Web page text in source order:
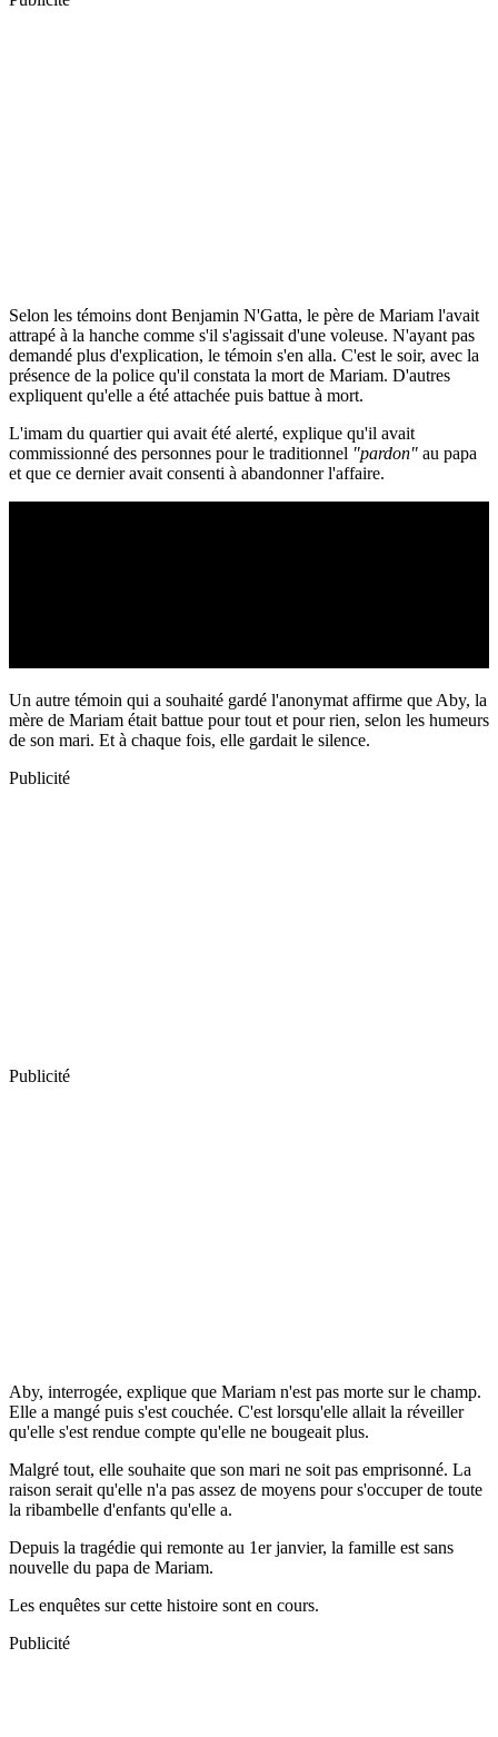
Selon les témoins dont Benjamin N'Gatta, le père de Mariam l'avait
attrapé à la hanche comme s'il s'agissait d'une voleuse. N'ayant pas
demandé plus d'explication, le témoin s'en alla. C'est le soir, avec la
présence de la police qu'il constata la mort de Mariam. D'autres
expliquent qu'elle a été attachée puis battue à mort.
L'imam du quartier qui avait été alerté, explique qu'il avait
commissionné des personnes pour le traditionnel "pardon" au papa
et que ce dernier avait consenti à abandonner l'affaire.
Un autre témoin qui a souhaité gardé l'anonymat affirme que Aby, la
mère de Mariam était battue pour tout et pour rien, selon les humeurs
de son mari. Et à chaque fois, elle gardait le silence.
Publicité
Publicité
Aby, interrogée, explique que Mariam n'est pas morte sur le champ.
Elle a mangé puis s'est couchée. C'est lorsqu'elle allait la réveiller
qu'elle s'est rendue compte qu'elle ne bougeait plus.
Malgré tout, elle souhaite que son mari ne soit pas emprisonné. La
raison serait qu'elle n'a pas assez de moyens pour s'occuper de toute
la ribambelle d'enfants qu'elle a.
Depuis la tragédie qui remonte au 1er janvier, la famille est sans
nouvelle du papa de Mariam.
Les enquêtes sur cette histoire sont en cours.
Publicité